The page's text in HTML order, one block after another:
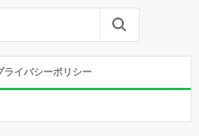
ライバシーポリシー